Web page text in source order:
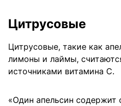
Цитрусовые
Цитрусовые, такие как
лимоны и лаймы,
источниками витамина С.
«Один апельсин содержит